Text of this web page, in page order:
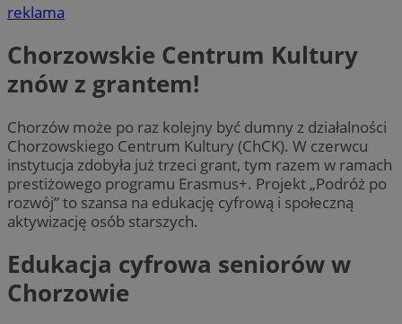
reklama
Chorzowskie Centrum Kultury
znów z grantem!
Chorzów może po raz kolejny być dumny z działalności
Chorzowskiego Centrum Kultury (ChCK). W czerwcu
instytucja zdobyła już trzeci grant, tym razem w ramach
prestiżowego programu Erasmus+. Projekt „Podróż po
rozwój” to szansa na edukację cyfrową i społeczną
aktywizację osób starszych.
Edukacja cyfrowa seniorów w
Chorzowie